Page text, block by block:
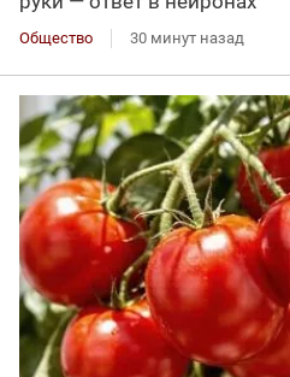
Общество 30 минут назад